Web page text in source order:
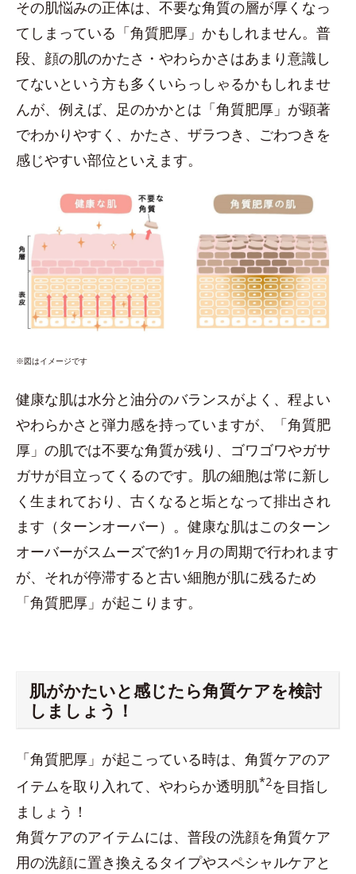
その肌悩みの正体は、不要な角質の層が厚くなっ
てしまっている「角質肥厚」かもしれません。普
段、顔の肌のかたさ・やわらかさはあまり意識し
てないという方も多くいらっしゃるかもしれませ
んが、例えば、足のかかとは「角質肥厚」が顕著
でわかりやすく、かたさ、ザラつき、ごわつきを
感じやすい部位といえます。
※図はイメージです
健康な肌は水分と油分のバランスがよく、程よい
やわらかさと弾力感を持っていますが、「角質肥
厚」の肌では不要な角質が残り、ゴワゴワやガサ
ガサが目立ってくるのです。肌の細胞は常に新し
く生まれており、古くなると垢となって排出され
ます（ターンオーバー）。健康な肌はこのターン
オーバーがスムーズで約1ヶ月の周期で行われます
が、それが停滞すると古い細胞が肌に残るため
「角質肥厚」が起こります。
肌がかたいと感じたら角質ケアを検討
しましょう！
「角質肥厚」が起こっている時は、角質ケアのア
イテムを取り入れて、やわらか透明肌*2を目指し
ましょう！
角質ケアのアイテムには、普段の洗顔を角質ケア
用の洗顔に置き換えるタイプやスペシャルケアと